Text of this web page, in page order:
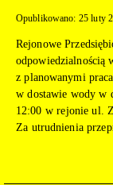
Opublikowano: 25 luty
Rejonowe
odpowiedzialnością
z planowanymi
w dostawie wody w
12:00 w rejonie ul.
Za utrudnienia